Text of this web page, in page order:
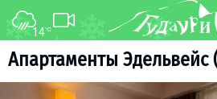
14°C
Апартаменты Эдельвейс
ФОРУМ
О курорте